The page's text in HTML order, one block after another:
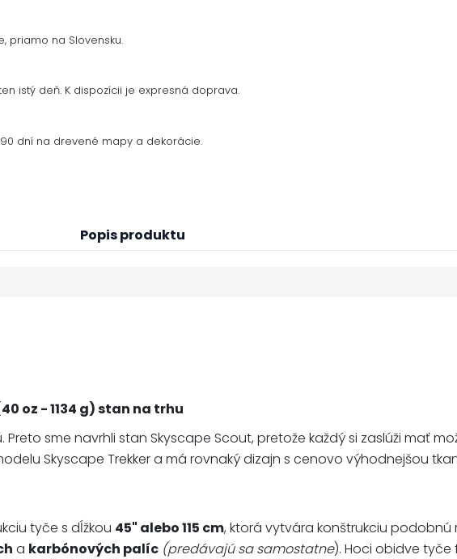
priamo na Slovensku.
istý deň. K dispozícii je expresná doprava.
dní na drevené mapy a dekorácie.
Popis produktu
oz - 1134 g) stan na trhu
sme navrhli stan Skyscape Scout, pretože každý si zaslúži mať
Skyscape Trekker a má rovnaký dizajn s cenovo výhodnejšou
tyče s dĺžkou 45" alebo 115 cm, ktorá vytvára konštrukciu podobnú
a karbónových palíc (predávajú sa samostatne). Hoci obidve